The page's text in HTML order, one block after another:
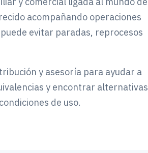
acompañando operaciones
evitar paradas, reprocesos
y asesoría para ayudar a
y encontrar alternativas
de uso.